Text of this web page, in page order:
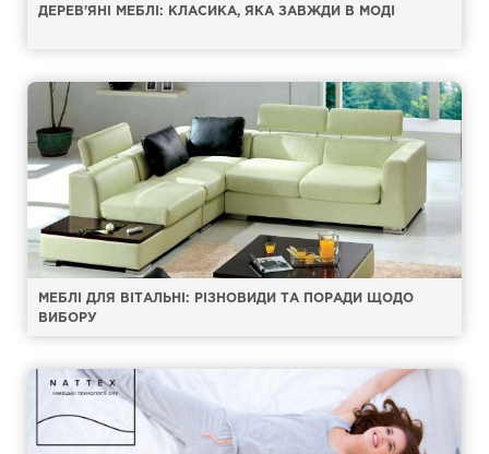
ДЕРЕВ'ЯНІ МЕБЛІ: КЛАСИКА, ЯКА ЗАВЖДИ В МОДІ
МЕБЛІ ДЛЯ ВІТАЛЬНІ: РІЗНОВИДИ ТА ПОРАДИ ЩОДО
ВИБОРУ